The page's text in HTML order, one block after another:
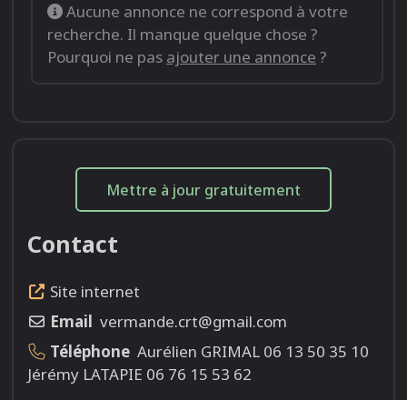
Aucune annonce ne correspond à votre
recherche. Il manque quelque chose ?
Pourquoi ne pas ajouter une annonce ?
Mettre à jour gratuitement
Contact
Site internet
Email vermande.crt@gmail.com
Téléphone Aurélien GRIMAL 06 13 50 35 10
Jérémy LATAPIE 06 76 15 53 62